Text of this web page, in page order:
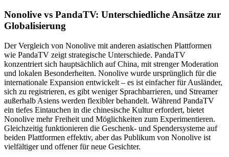
Nonolive vs PandaTV: Unterschiedliche Ansätze zur
Globalisierung
Der Vergleich von Nonolive mit anderen asiatischen Plattformen
wie PandaTV zeigt strategische Unterschiede. PandaTV
konzentriert sich hauptsächlich auf China, mit strenger Moderation
und lokalen Besonderheiten. Nonolive wurde ursprünglich für die
internationale Expansion entwickelt – es ist einfacher für Ausländer,
sich zu registrieren, es gibt weniger Sprachbarrieren, und Streamer
außerhalb Asiens werden flexibler behandelt. Während PandaTV
ein tiefes Eintauchen in die chinesische Kultur erfordert, bietet
Nonolive mehr Freiheit und Möglichkeiten zum Experimentieren.
Gleichzeitig funktionieren die Geschenk- und Spendersysteme auf
beiden Plattformen effektiv, aber das Publikum von Nonolive ist
vielfältiger und offener für neue Gesichter.